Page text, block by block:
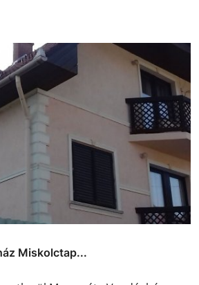
Miskolctap...